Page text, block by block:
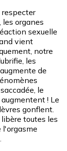
les organes
sexuelle
vient
notre
les
de
le
! Le
gonflent.
toutes les
l'orgasme